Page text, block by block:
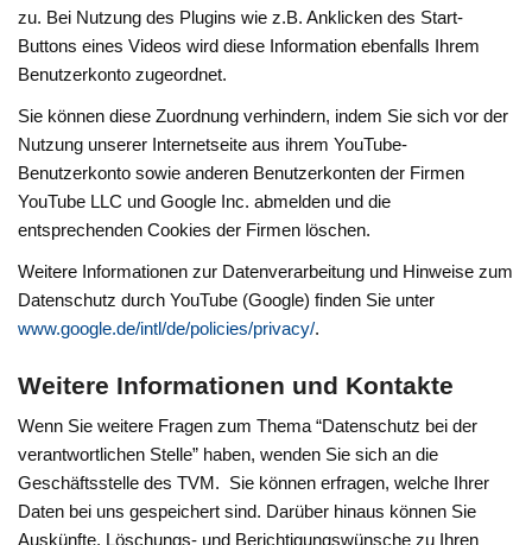
zu. Bei Nutzung des Plugins wie z.B. Anklicken des Start-
Buttons eines Videos wird diese Information ebenfalls Ihrem
Benutzerkonto zugeordnet.
Sie können diese Zuordnung verhindern, indem Sie sich vor der
Nutzung unserer Internetseite aus ihrem YouTube-
Benutzerkonto sowie anderen Benutzerkonten der Firmen
YouTube LLC und Google Inc. abmelden und die
entsprechenden Cookies der Firmen löschen.
Weitere Informationen zur Datenverarbeitung und Hinweise zum
Datenschutz durch YouTube (Google) finden Sie unter
www.google.de/intl/de/policies/privacy/.
Weitere Informationen und Kontakte
Wenn Sie weitere Fragen zum Thema “Datenschutz bei der
verantwortlichen Stelle” haben, wenden Sie sich an die
Geschäftsstelle des TVM. Sie können erfragen, welche Ihrer
Daten bei uns gespeichert sind. Darüber hinaus können Sie
Auskünfte, Löschungs- und Berichtigungswünsche zu Ihren